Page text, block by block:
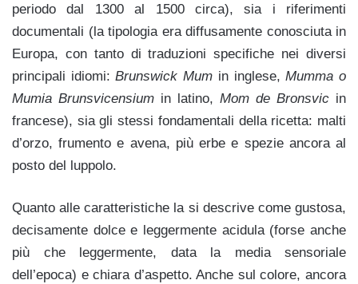
periodo dal 1300 al 1500 circa), sia i riferimenti
documentali (la tipologia era diffusamente conosciuta in
Europa, con tanto di traduzioni specifiche nei diversi
principali idiomi:Brunswick Mum in inglese,Mumma o
Mumia Brunsvicensium in latino, Mom de Bronsvic in
francese), sia gli stessi fondamentali della ricetta: malti
d’orzo, frumento e avena, più erbe e spezie ancora al
posto del luppolo.
Quanto alle caratteristiche la si descrive come gustosa,
decisamente dolce e leggermente acidula (forse anche
più che leggermente, data la media sensoriale
dell’epoca) e chiara d’aspetto. Anche sul colore, ancora